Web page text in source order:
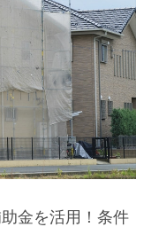
金を活用！条件